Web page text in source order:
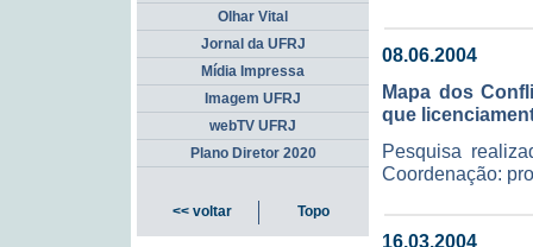
08.06.2004
Mapa dos
que
Pesquisa
Coordenação:
16.03.2004
Olhar Vital
Jornal da UFRJ
Mídia Impressa
Imagem UFRJ
webTV UFRJ
Plano Diretor 2020
<< voltar Topo